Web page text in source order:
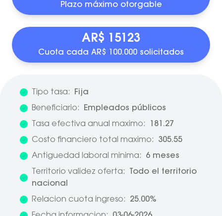
Plazo máximo otorgable
AR$ 15123
Cuota cada AR$ 100.000 solicitados
Tipo tasa:
Fija
Beneficiario:
Empleados públicos
Tasa efectiva anual maximo:
181.27
Costo financiero total maximo:
305.55
Antiguedad laboral minima:
6 meses
Territorio validez oferta:
Todo el territorio
nacional
Relacion cuota ingreso:
25.00%